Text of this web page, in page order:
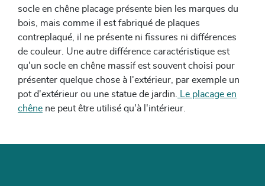
socle en chêne placage présente bien les marques du
bois, mais comme il est fabriqué de plaques
contreplaqué, il ne présente ni fissures ni différences
de couleur. Une autre différence caractéristique est
qu'un socle en chêne massif est souvent choisi pour
présenter quelque chose à l'extérieur, par exemple un
pot d'extérieur ou une statue de jardin.
Le placage en
chêne ne peut être utilisé qu'à l'intérieur.